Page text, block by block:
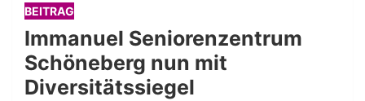
BEITRAG
Immanuel Seniorenzentrum
Schöneberg nun mit
Diversitätssiegel